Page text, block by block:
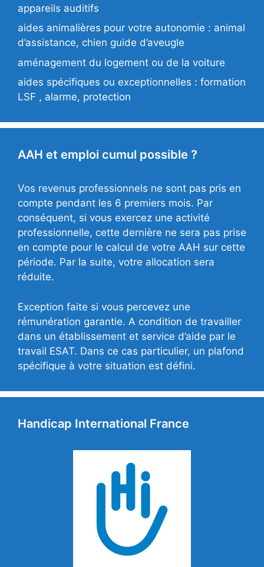
appareils auditifs
aides animalières pour votre autonomie : animal
d’assistance, chien guide d’aveugle
aménagement du logement ou de la voiture
aides spécifiques ou exceptionnelles : formation
LSF , alarme, protection
AAH et emploi cumul possible ?
Vos revenus professionnels ne sont pas pris en
compte pendant les 6 premiers mois. Par
conséquent, si vous exercez une activité
professionnelle, cette dernière ne sera pas prise
en compte pour le calcul de votre AAH sur cette
période. Par la suite, votre allocation sera
réduite.
Exception faite si vous percevez une
rémunération garantie. A condition de travailler
dans un établissement et service d’aide par le
travail ESAT. Dans ce cas particulier, un plafond
spécifique à votre situation est défini.
Handicap International France